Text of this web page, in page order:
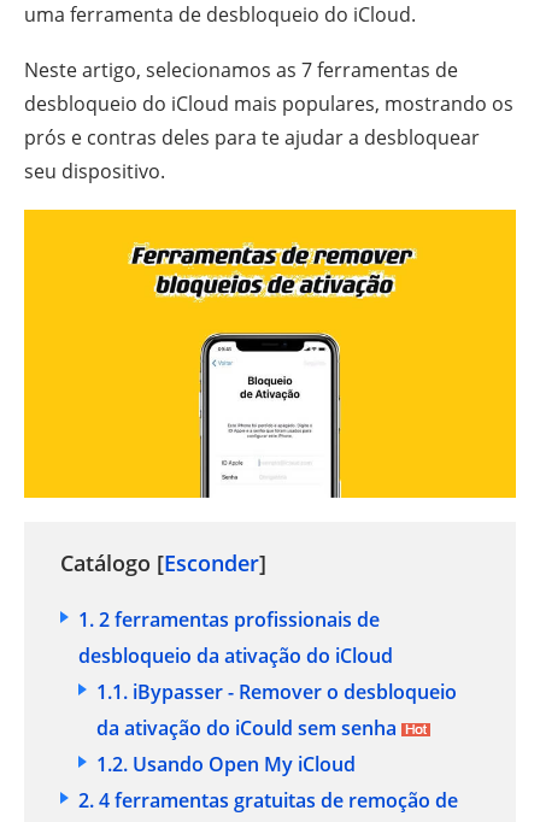
uma ferramenta de desbloqueio do iCloud.
Neste artigo, selecionamos as 7 ferramentas de
desbloqueio do iCloud mais populares, mostrando os
prós e contras deles para te ajudar a desbloquear
seu dispositivo.
Catálogo [Esconder]
1. 2 ferramentas profissionais de
desbloqueio da ativação do iCloud
1.1. iBypasser - Remover o desbloqueio
da ativação do iCould sem senha
1.2. Usando Open My iCloud
2. 4 ferramentas gratuitas de remoção de